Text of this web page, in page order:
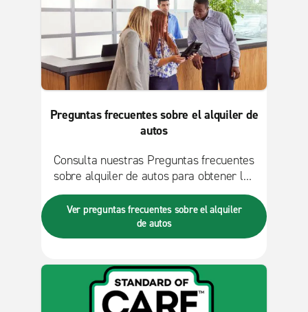
Preguntas frecuentes sobre el alquiler de
autos
Consulta nuestras Preguntas frecuentes
sobre alquiler de autos para obtener las
respuestas a las preguntas frecuentes
que tienen los clientes al alquilar un
auto. Esto incluye pólizas, requisitos de
edad, autopistas de peaje, Enterprise
Ver preguntas frecuentes sobre el alquiler
de autos